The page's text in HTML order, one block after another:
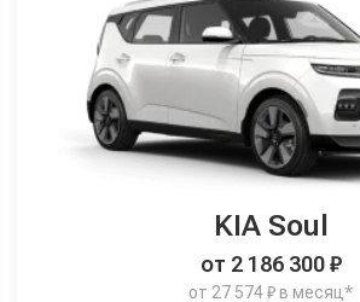
KIA Soul
от 2 186 300 ₽
от 27 574 ₽ в месяц*